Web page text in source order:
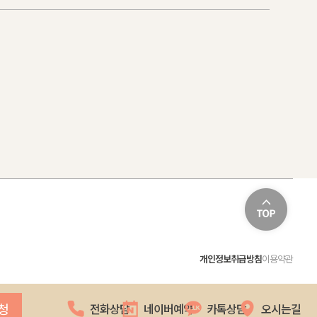
전화상담 네이버예약 카톡상담 오시는길
개인정보취급방침이용약관